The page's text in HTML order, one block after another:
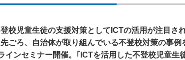
校児童生徒の支援対策としてICTの活用が注目さ
ごろ、自治体が取り組んでいる不登校対策の事例
インセミナー開催。｢ICTを活用した不登校児童生